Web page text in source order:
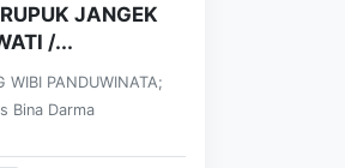
JANGEK
/...
WIBI PANDUWINATA;
Bina Darma